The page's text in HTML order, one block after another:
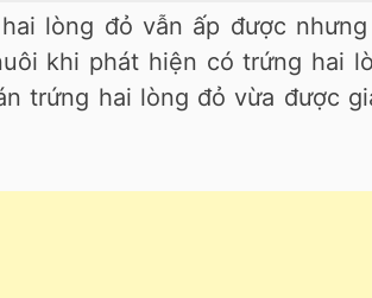
lòng đỏ vẫn ấp được
khi phát hiện có trứng hai
trứng hai lòng đỏ vừa được